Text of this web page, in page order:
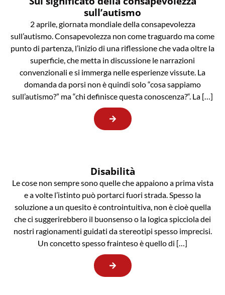
sull’autismo
2 aprile, giornata mondiale della consapevolezza
sull’autismo. Consapevolezza non come traguardo ma come
punto di partenza, l’inizio di una riflessione che vada oltre la
superficie, che metta in discussione le narrazioni
convenzionali e si immerga nelle esperienze vissute. La
domanda da porsi non è quindi solo “cosa sappiamo
sull’autismo?” ma “chi definisce questa conoscenza?“. La […]
Disabilità
Le cose non sempre sono quelle che appaiono a prima vista
e a volte l’istinto può portarci fuori strada. Spesso la
soluzione a un quesito è controintuitiva, non è cioè quella
che ci suggerirebbero il buonsenso o la logica spicciola dei
nostri ragionamenti guidati da stereotipi spesso imprecisi.
Un concetto spesso frainteso è quello di […]